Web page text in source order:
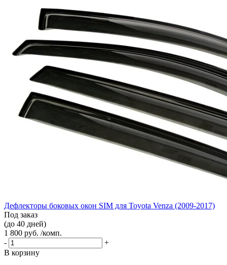
Дефлекторы боковых окон SIM для Toyota Venza (2009-2017)
Под заказ
(до 40 дней)
1 800 руб. /комп.
-
+
В корзину